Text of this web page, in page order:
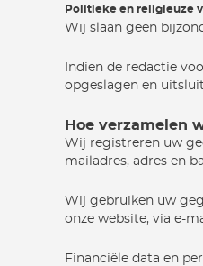
Politieke en religieuze
Wij slaan geen
Indien de redactie
opgeslagen en
Hoe verzamelen
Wij registreren uw
mailadres, adres en
Wij gebruiken uw
onze website, via e-
Financiële data en